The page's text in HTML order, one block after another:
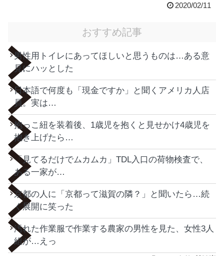
2020/02/11
おすすめ記事
男性用トイレにあってほしいと思うものは…ある意
見にハッとした
日本語で何度も「現金ですか」と聞くアメリカ人店
員。実は…
抱っこ紐を装着後、1歳児を抱くと見せかけ4歳児を
抱き上げたら…
「見てるだけでムカムカ」TDL入口の荷物検査で、
ある一家が…
京都の人に「京都って滋賀の隣？」と聞いたら…続
く展開に笑った
汚れた作業服で作業する農家の男性を見た、女性3人
組が…えっ